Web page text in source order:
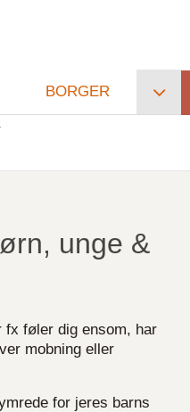
BORGER
unge &
fx føler dig ensom, har
mobning eller
for jeres barns